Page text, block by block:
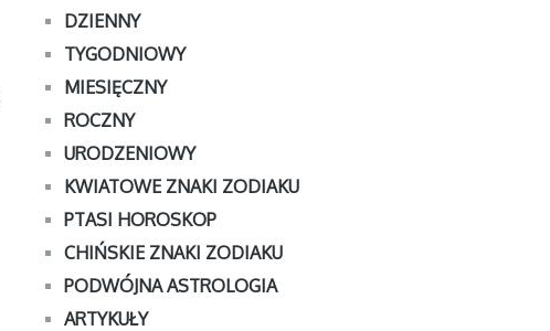
DZIENNY
TYGODNIOWY
MIESIĘCZNY
ROCZNY
URODZENIOWY
KWIATOWE ZNAKI ZODIAKU
PTASI HOROSKOP
CHIŃSKIE ZNAKI ZODIAKU
PODWÓJNA ASTROLOGIA
ARTYKUŁY